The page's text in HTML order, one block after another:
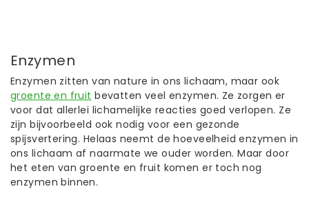
Enzymen
Enzymen zitten van nature in ons lichaam, maar ook
groente en fruit bevatten veel enzymen. Ze zorgen er
voor dat allerlei lichamelijke reacties goed verlopen. Ze
zijn bijvoorbeeld ook nodig voor een gezonde
spijsvertering. Helaas neemt de hoeveelheid enzymen in
ons lichaam af naarmate we ouder worden. Maar door
het eten van groente en fruit komen er toch nog
enzymen binnen.